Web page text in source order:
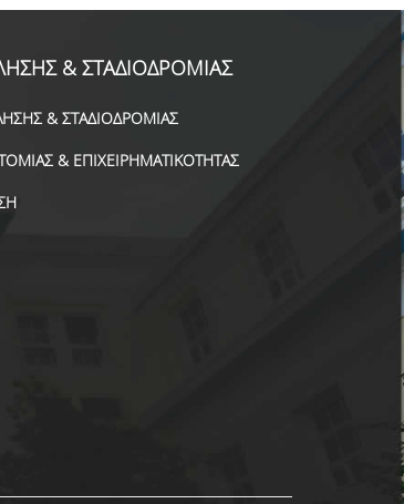
& ΣΤΑΔΙΟΔΡΟΜΙΑΣ
& ΣΤΑΔΙΟΔΡΟΜΙΑΣ
& ΕΠΙΧΕΙΡΗΜΑΤΙΚΟΤΗΤΑΣ